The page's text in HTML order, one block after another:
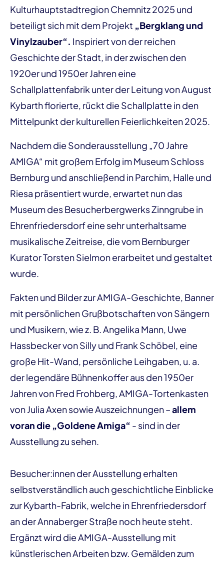
Kulturhauptstadtregion Chemnitz 2025 und
beteiligt sich mit dem Projekt „Bergklang und
Vinylzauber“. Inspiriert von der reichen
Geschichte der Stadt, in der zwischen den
1920er und 1950er Jahren eine
Schallplattenfabrik unter der Leitung von August
Kybarth florierte, rückt die Schallplatte in den
Mittelpunkt der kulturellen Feierlichkeiten 2025.
Nachdem die Sonderausstellung „70 Jahre
AMIGA“ mit großem Erfolg im Museum Schloss
Bernburg und anschließend in Parchim, Halle und
Riesa präsentiert wurde, erwartet nun das
Museum des Besucherbergwerks Zinngrube in
Ehrenfriedersdorf eine sehr unterhaltsame
musikalische Zeitreise, die vom Bernburger
Kurator Torsten Sielmon erarbeitet und gestaltet
wurde.
Fakten und Bilder zur AMIGA-Geschichte, Banner
mit persönlichen Grußbotschaften von Sängern
und Musikern, wie z. B. Angelika Mann, Uwe
Hassbecker von Silly und Frank Schöbel, eine
große Hit-Wand, persönliche Leihgaben, u. a.
der legendäre Bühnenkoffer aus den 1950er
Jahren von Fred Frohberg, AMIGA-Tortenkasten
von Julia Axen sowie Auszeichnungen –allem
voran die „Goldene Amiga“ - sind in der
Ausstellung zu sehen.
Besucher:innen der Ausstellung erhalten
selbstverständlich auch geschichtliche Einblicke
zur Kybarth-Fabrik, welche in Ehrenfriedersdorf
an der Annaberger Straße noch heute steht.
Ergänzt wird die AMIGA-Ausstellung mit
künstlerischen Arbeiten bzw. Gemälden zum